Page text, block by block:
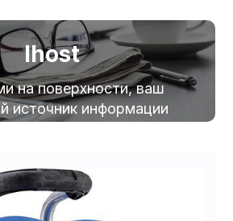
Ihost
на поверхности, ваш
источник информации